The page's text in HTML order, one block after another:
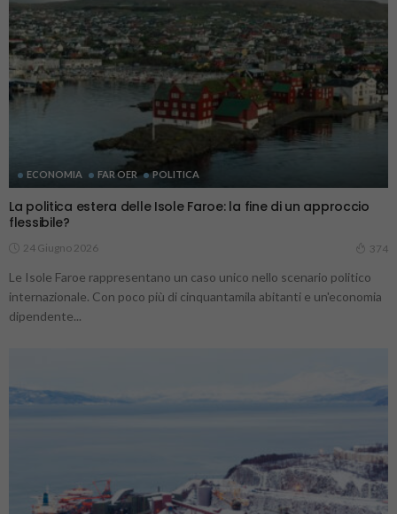
ECONOMIA FAR OER POLITICA
La politica estera delle Isole Faroe: la fine di un approccio
flessibile?
24 Giugno 2026 374
Le Isole Faroe rappresentano un caso unico nello scenario politico
internazionale. Con poco più di cinquantamila abitanti e un'economia
dipendente...